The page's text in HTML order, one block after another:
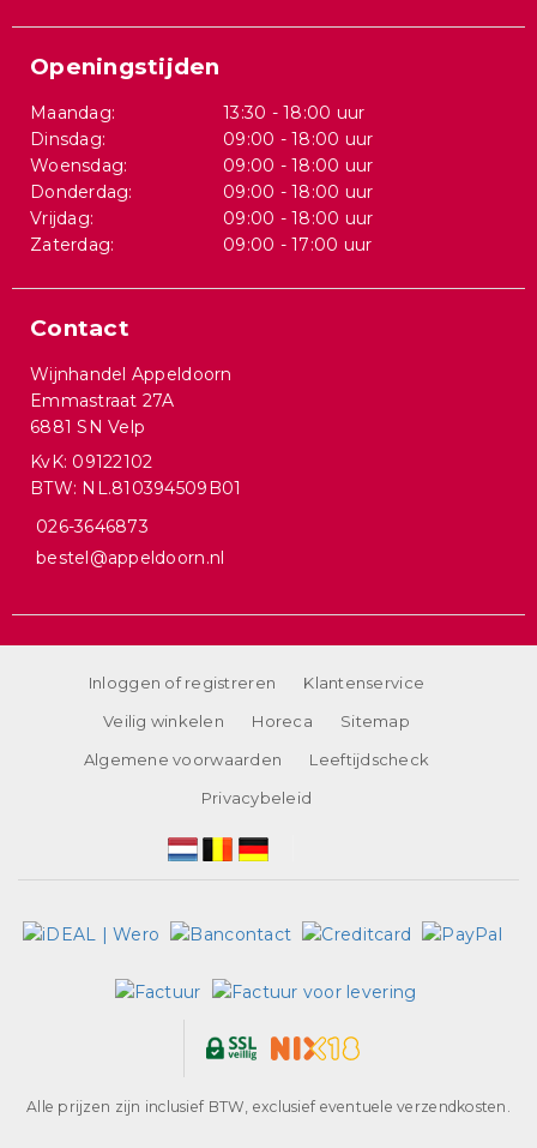
Openingstijden
Maandag:
13:30 - 18:00 uur
Dinsdag:
09:00 - 18:00 uur
Woensdag:
09:00 - 18:00 uur
Donderdag:
09:00 - 18:00 uur
Vrijdag:
09:00 - 18:00 uur
Zaterdag:
09:00 - 17:00 uur
Contact
Wijnhandel Appeldoorn
Emmastraat 27A
6881 SN Velp
KvK: 09122102
BTW: NL.810394509B01
026-3646873
bestel@appeldoorn.nl
Inloggen of registreren
Klantenservice
Veilig winkelen
Horeca
Sitemap
Algemene voorwaarden
Leeftijdscheck
Privacybeleid
Alle prijzen zijn inclusief BTW, exclusief eventuele verzendkosten.